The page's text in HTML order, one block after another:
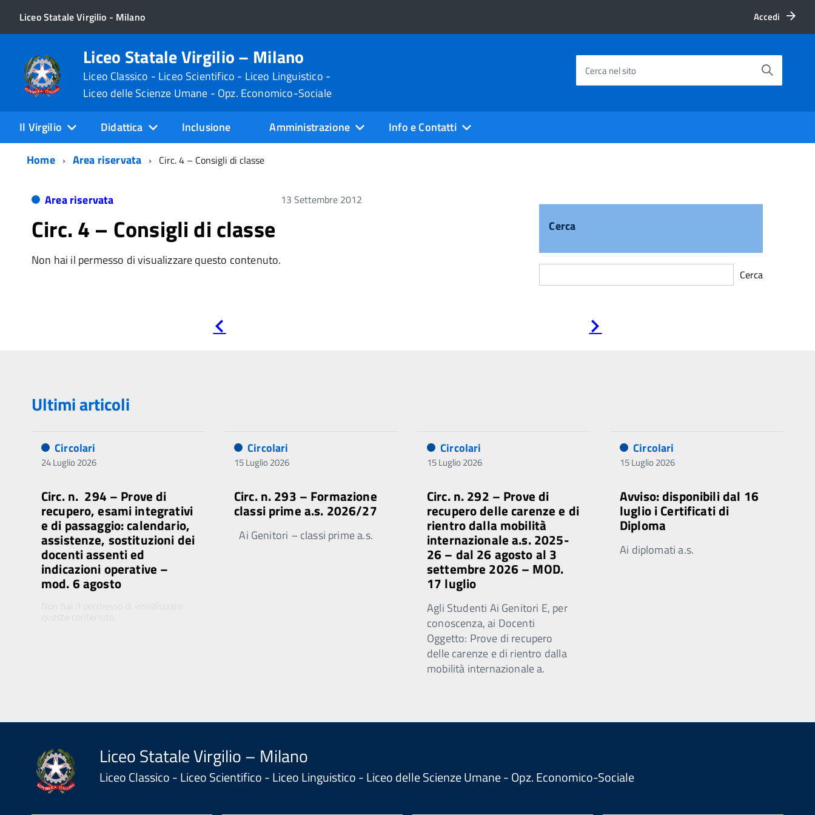
Liceo Statale Virgilio - Milano Accedi
Liceo Statale Virgilio – Milano
Liceo Classico - Liceo Scientifico - Liceo Linguistico -
Liceo delle Scienze Umane - Opz. Economico-Sociale
Cerca nel sito
Il Virgilio Didattica Inclusione Amministrazione
Info e Contatti
Home
Area riservata Circ. 4 – Consigli di classe
Area riservata 13 Settembre 2012
Circ. 4 – Consigli di classe
Non hai il permesso di visualizzare questo contenuto.
Cerca
Cerca
precedente successiva
Ultimi articoli
Circolari
24 Luglio 2026
Circ. n. 294 – Prove di
recupero, esami integrativi
e di passaggio: calendario,
assistenze, sostituzioni dei
docenti assenti ed
indicazioni operative –
mod. 6 agosto
Circolari
15 Luglio 2026
Circ. n. 293 – Formazione
classi prime a.s. 2026/27
Ai Genitori – classi prime a.s.
Circolari
15 Luglio 2026
Circ. n. 292 – Prove di
recupero delle carenze e di
rientro dalla mobilità
internazionale a.s. 2025-
26 – dal 26 agosto al 3
settembre 2026 – MOD.
17 luglio
Agli Studenti Ai Genitori E, per
conoscenza, ai Docenti
Oggetto: Prove di recupero
delle carenze e di rientro dalla
mobilità internazionale a.
Circolari
15 Luglio 2026
Avviso: disponibili dal 16
luglio i Certificati di
Diploma
Ai diplomati a.s.
Liceo Statale Virgilio – Milano
Liceo Classico - Liceo Scientifico - Liceo Linguistico - Liceo delle Scienze Umane - Opz. Economico-Sociale